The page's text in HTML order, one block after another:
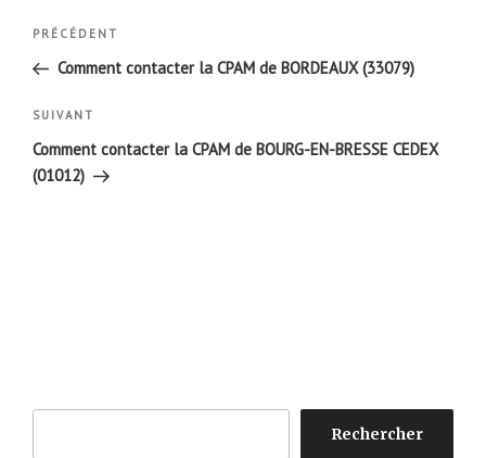
Navigation
l’article
Article
précédent
PRÉCÉDENT
Comment contacter la CPAM de BORDEAUX (33079)
Article
suivant
SUIVANT
Comment contacter la CPAM de BOURG-EN-BRESSE CEDEX
(01012)
Rechercher